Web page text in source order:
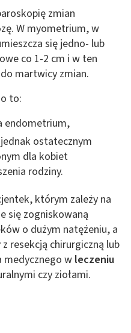
zmian
W myometrium, w
się jedno- lub
co 1-2 cm i w ten
martwicy zmian.
to:
endometrium,
ostatecznym
dla kobiet
rodziny.
którym zależy na
się zogniskowaną
o dużym natężeniu, a
resekcją chirurgiczną lub
medycznego w leczeniu
czy ziołami.